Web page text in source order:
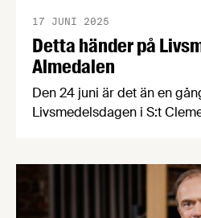
Detta händer på
Almedalen
17 JUNI 2025
Den 24 juni är det än en
Livsmedelsdagen i S:t
kompetensförsörjning,
livsmedelsberedskap,
svensk